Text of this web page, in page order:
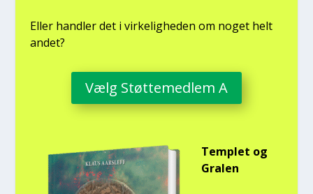
Eller hand­ler det i vir­ke­lig­he­den om noget helt
andet?
Vælg Støt­te­med­lem A
Temp­let og
Gra­len